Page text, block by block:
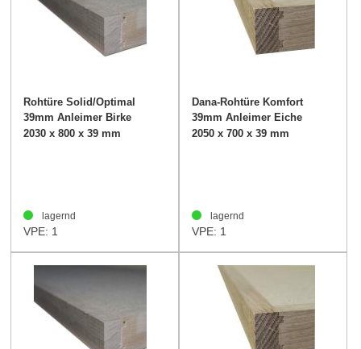
Rohtüre Solid/Optimal
39mm Anleimer Birke
2030 x 800 x 39 mm
lagernd
VPE: 1
Dana-Rohtüre Komfort
39mm Anleimer Eiche
2050 x 700 x 39 mm
lagernd
VPE: 1